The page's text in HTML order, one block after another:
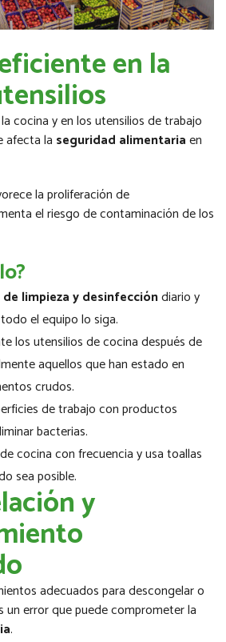
en la
cocina y en los utensilios de trabajo
afecta la seguridad alimentariaen
la proliferación de
el riesgo de contaminación de los
de limpieza y desinfeccióndiario y
el equipo lo siga.
los utensilios de cocina después de
aquellos que han estado en
crudos.
de trabajo con productos
bacterias.
cocina con frecuencia y usa toallas
sea posible.
y
adecuados para descongelar o
un error que puede comprometer la
.